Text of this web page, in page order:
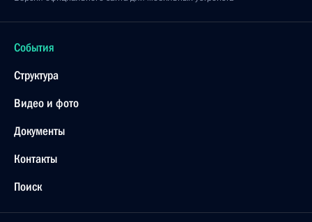
События
Структура
Видео и фото
Документы
Контакты
Поиск